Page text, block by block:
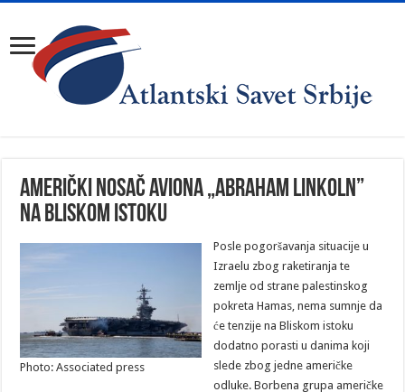
Američki nosač aviona „Abraham Linkoln”
na Bliskom istoku
Photo: Associated press
Posle pogoršavanja situacije u
Izraelu zbog raketiranja te
zemlje od strane palestinskog
pokreta Hamas, nema sumnje da
će tenzije na Bliskom istoku
dodatno porasti u danima koji
slede zbog jedne američke
odluke. Borbena grupa američke